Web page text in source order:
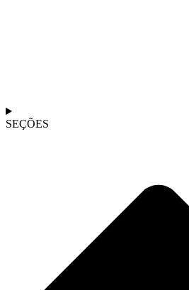
SEÇÕES